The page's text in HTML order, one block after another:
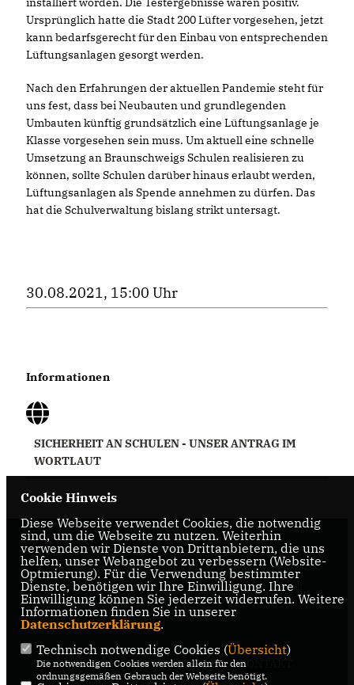
Ursprünglich hatte die Stadt 200 Lüfter vorgesehen, jetzt
kann bedarfsgerecht für den Einbau von entsprechenden
Lüftungsanlagen gesorgt werden.
Nach den Erfahrungen der aktuellen Pandemie steht für
uns fest, dass bei Neubauten und grundlegenden
Umbauten künftig grundsätzlich eine Lüftungsanlage je
Klasse vorgesehen sein muss. Um aktuell eine schnelle
Umsetzung an Braunschweigs Schulen realisieren zu
können, sollte Schulen darüber hinaus erlaubt werden,
Lüftungsanlagen als Spende annehmen zu dürfen. Das
hat die Schulverwaltung bislang strikt untersagt.
30.08.2021, 15:00 Uhr
Informationen
SICHERHEIT AN SCHULEN - UNSER ANTRAG IM
WORTLAUT
Internetseite der CDU-Fraktion im Rat der Stadt
Braunschweig, mit aktuellen Informationen rund
um die Kommunalpolitik in der zweitgrößten Stadt
Niedersachsens.
IMPRESSUM DATENSCHUTZ KONTAKT
Cookie Hinweis
Diese Webseite verwendet Cookies, die notwendig
sind, um die Webseite zu nutzen. Weiterhin
verwenden wir Dienste von Drittanbietern, die uns
helfen, unser Webangebot zu verbessern (Website-
Optmierung). Für die Verwendung bestimmter
Dienste, benötigen wir Ihre Einwilligung. Ihre
Einwilligung können Sie jederzeit widerrufen. Weitere
Informationen finden Sie in unserer
Datenschutzerklärung.
Technisch notwendige Cookies (Übersicht)
Die notwendigen Cookies werden allein für den
ordnungsgemäßen Gebrauch der Webseite benötigt.